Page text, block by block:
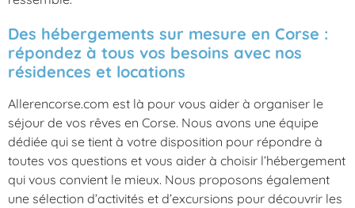
Des hébergements sur mesure en Corse :
répondez à tous vos besoins avec nos
résidences et locations
Allerencorse.com est là pour vous aider à organiser le
séjour de vos rêves en Corse. Nous avons une équipe
dédiée qui se tient à votre disposition pour répondre à
toutes vos questions et vous aider à choisir l’hébergement
qui vous convient le mieux. Nous proposons également
une sélection d’activités et d’excursions pour découvrir les